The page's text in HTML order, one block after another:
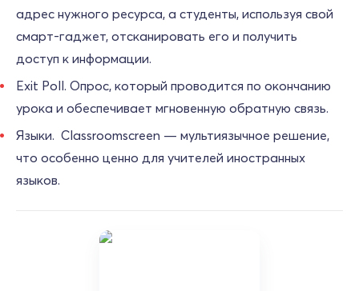
адрес нужного ресурса, а студенты, используя свой
смарт-гаджет, отсканировать его и получить
доступ к информации.
Exit Poll. Опрос, который проводится по окончанию
урока и обеспечивает мгновенную обратную связь.
Языки. Classroomscreen — мультиязычное решение,
что особенно ценно для учителей иностранных
языков.